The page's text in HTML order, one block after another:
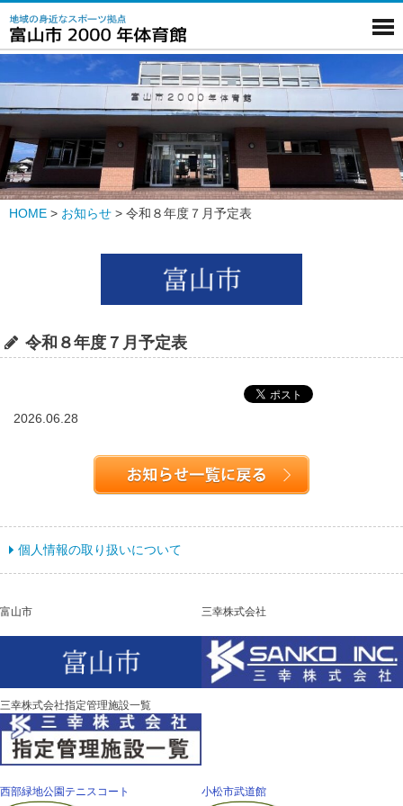
HOME > お知らせ > 令和８年度７月予定表
令和８年度７月予定表
2026.06.28
個人情報の取り扱いについて
富山市 三幸株式会社
三幸株式会社指定管理施設一覧